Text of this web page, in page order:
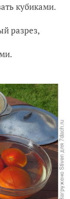
кубиками.
разрез,